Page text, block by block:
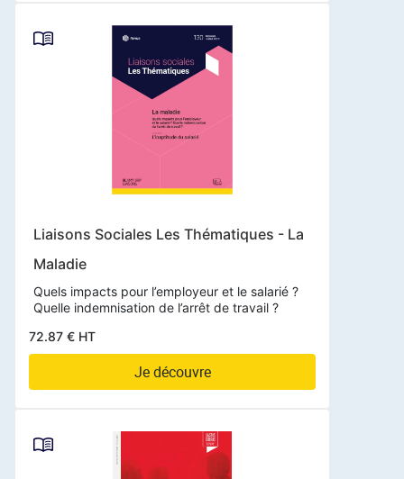
Liaisons Sociales Les Thématiques - La
Maladie
Quels impacts pour l’employeur et le salarié ?
Quelle indemnisation de l’arrêt de travail ?
72.87 € HT
Je découvre